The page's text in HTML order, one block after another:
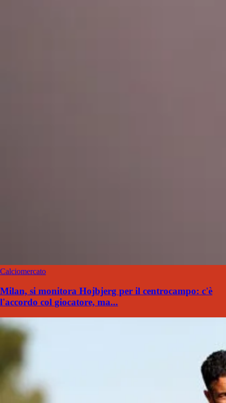
Calciomercato
Milan, si monitora Hojbjerg per il centrocampo: c'è
l'accordo col giocatore, ma...